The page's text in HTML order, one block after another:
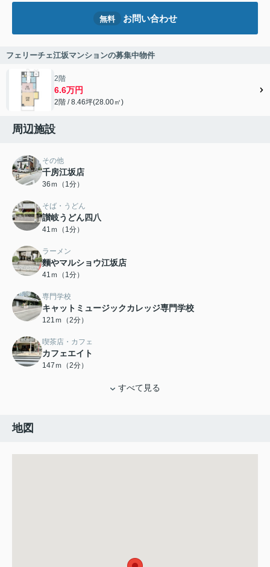
無料 お問い合わせ
フェリーチェ江坂マンションの募集中物件
2階
6.6万円
2階 / 8.46坪(28.00㎡)
周辺施設
その他
千房江坂店
36ｍ（1分）
そば・うどん
讃岐うどん四八
41ｍ（1分）
ラーメン
麵やマルショウ江坂店
41ｍ（1分）
専門学校
キャットミュージックカレッジ専門学校
121ｍ（2分）
喫茶店・カフェ
カフェエイト
147ｍ（2分）
すべて見る
地図